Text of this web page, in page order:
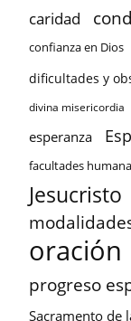
caridad
confianza en Dios
dificultades y
divina misericordia
esperanza
facultades
Jesucristo
oración
progreso
Sacramento de